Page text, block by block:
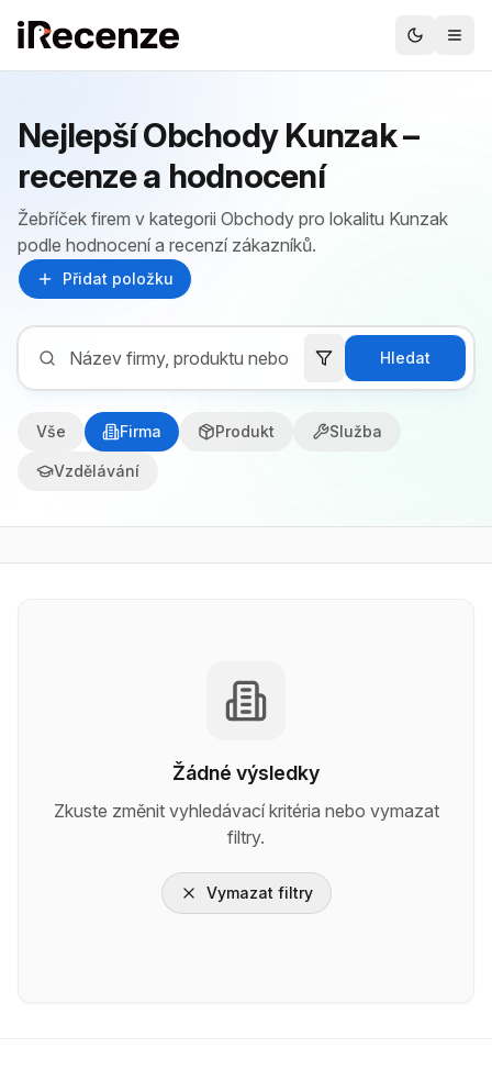
Nejlepší Obchody Kunzak –
recenze a hodnocení
Žebříček firem v kategorii Obchody pro lokalitu Kunzak
podle hodnocení a recenzí zákazníků.
Přidat položku
Hledat
Vše Firma Produkt Služba
Vzdělávání
Žádné výsledky
Zkuste změnit vyhledávací kritéria nebo vymazat
filtry.
Vymazat filtry